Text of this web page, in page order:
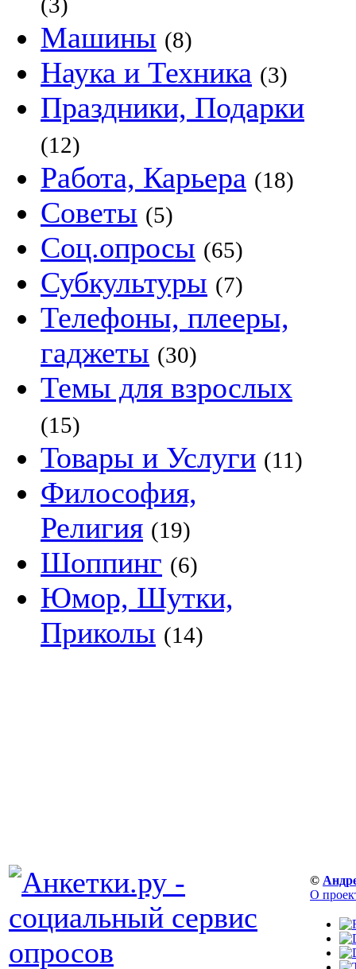
Машины (8)
Наука и Техника (3)
Праздники, Подарки
(12)
Работа, Карьера (18)
Советы (5)
Соц.опросы (65)
Субкультуры (7)
Телефоны, плееры,
гаджеты (30)
Темы для взрослых
(15)
Товары и Услуги (11)
Философия,
Религия (19)
Шоппинг (6)
Юмор, Шутки,
Приколы (14)
©
О